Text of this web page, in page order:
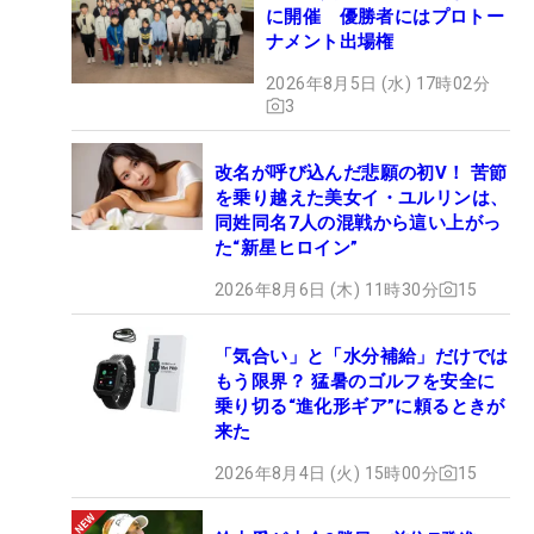
に開催 優勝者にはプロトー
ナメント出場権
2026年8月5日 (水) 17時02分
3
改名が呼び込んだ悲願の初V！ 苦節
を乗り越えた美女イ・ユルリンは、
同姓同名7人の混戦から這い上がっ
た“新星ヒロイン”
2026年8月6日 (木) 11時30分 15
「気合い」と「水分補給」だけでは
もう限界？ 猛暑のゴルフを安全に
乗り切る“進化形ギア”に頼るときが
来た
2026年8月4日 (火) 15時00分 15